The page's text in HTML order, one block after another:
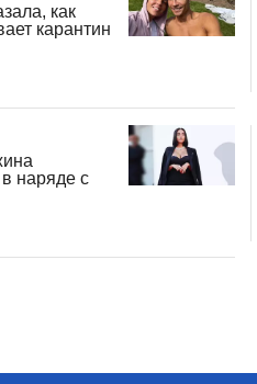
как
карантин
наряде с